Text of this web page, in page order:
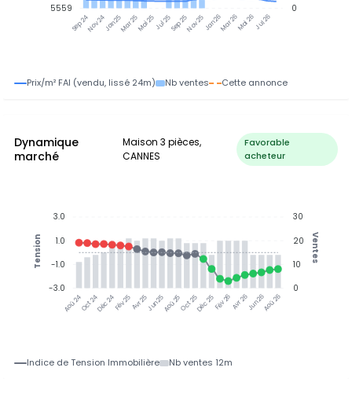
Sep 24Nov 24Jan 25Mar 25Mai 25Jul 25Sep 25Nov 25Jan 26Mar 26Mai 26Jul 26
0
5559
Prix/m² FAI (vendu, lissé 24m) Nb ventes Cette annonce
Dynamique
marché
Maison 3 pièces,
CANNES
Favorable
acheteur
Aoû 24Oct 24Déc 24Fév 25Avr 25Jun 25Aoû 25Oct 25Déc 25Fév 26Avr 26Jun 26Aoû 26
30
20
10
0
Ventes
3.0
1.0
-1.0
-3.0
Tension
Indice de Tension Immobilière Nb ventes 12m